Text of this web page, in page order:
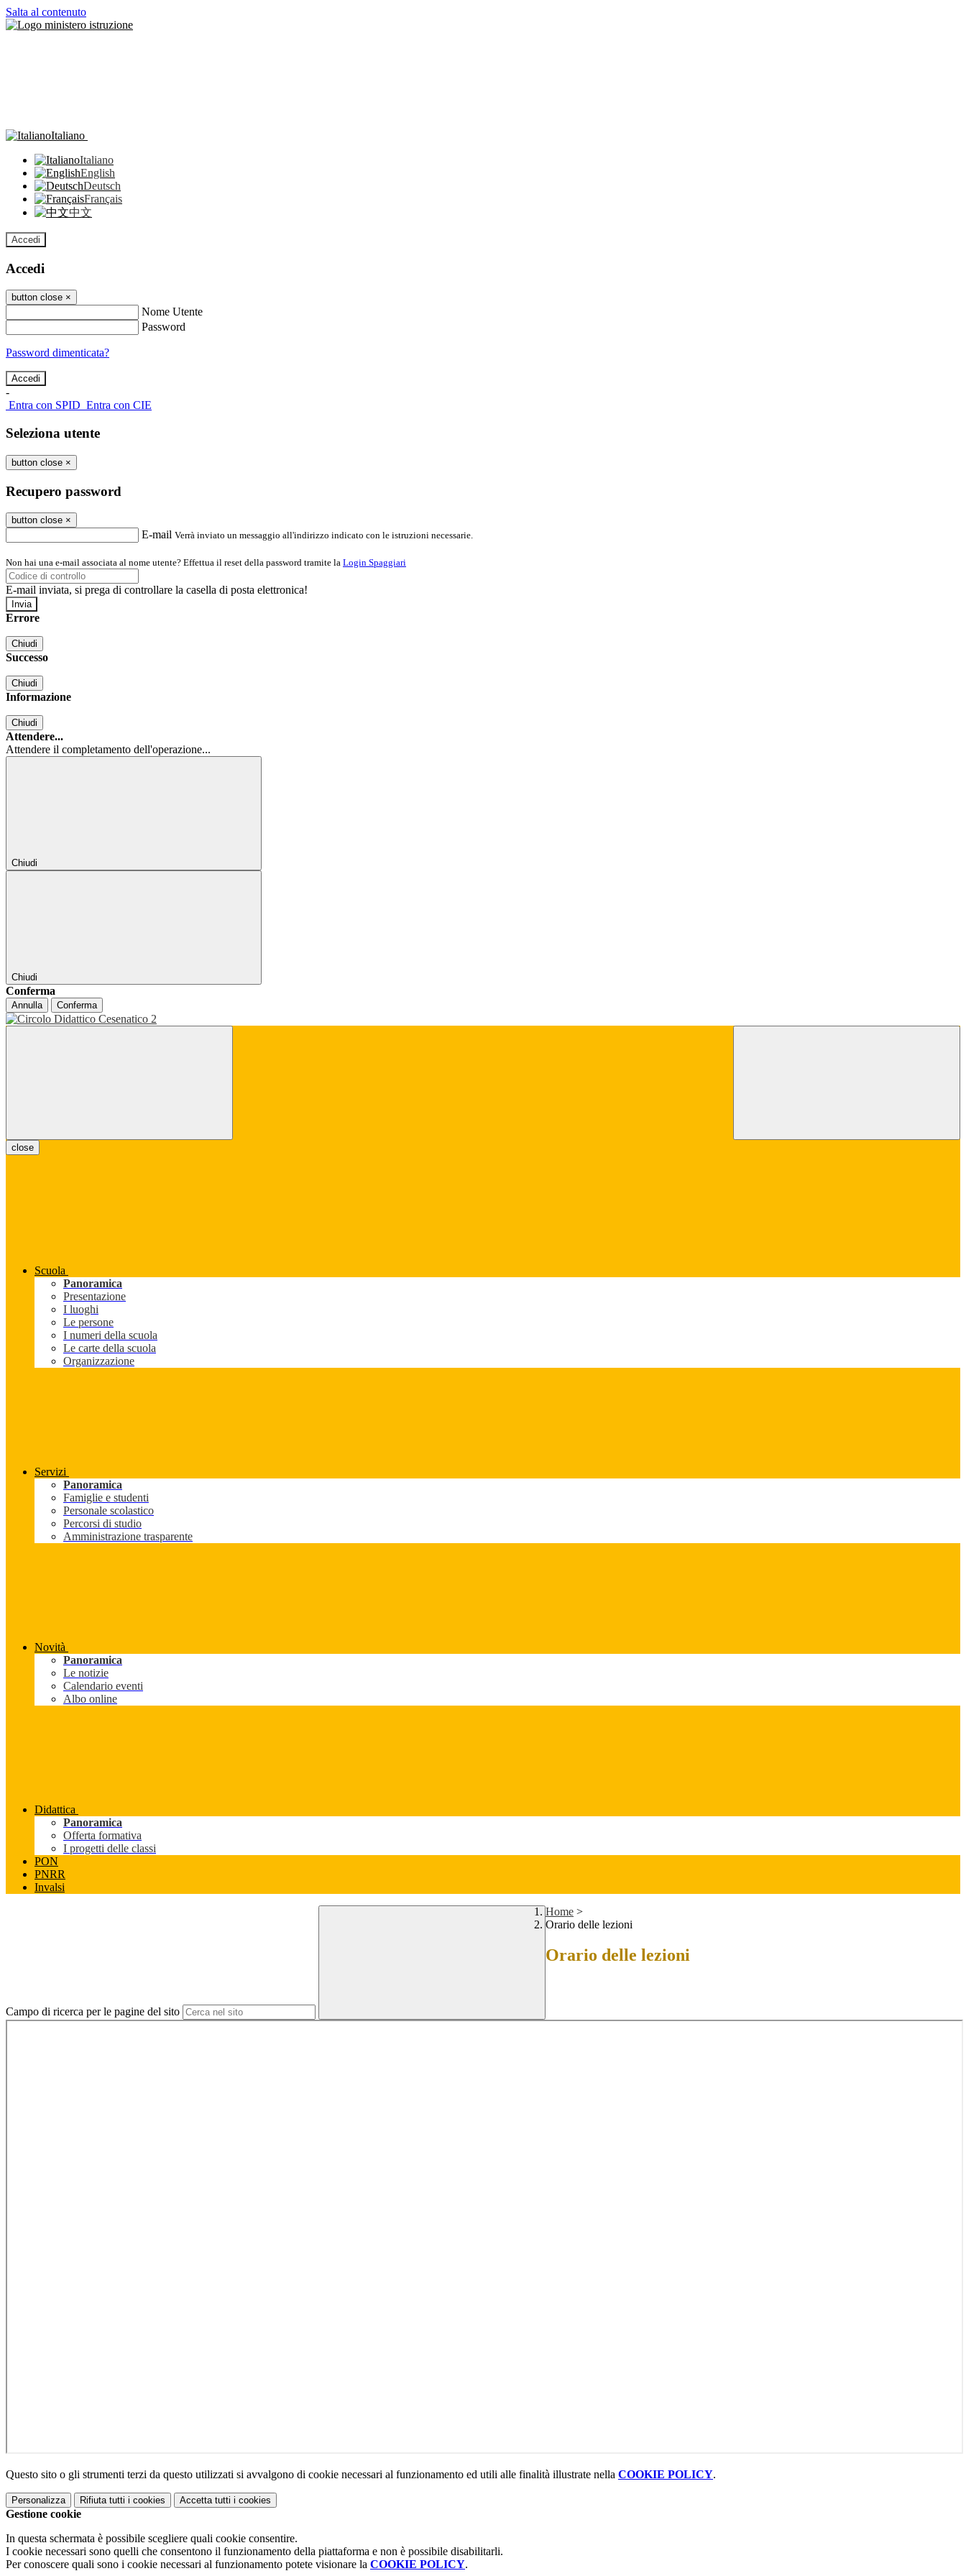
Salta al contenuto
Italiano
Italiano
English
Deutsch
Français
中文
Accedi
Accedi
button close ×
Nome Utente
Password
Password dimenticata?
-
Entra con SPID Entra con CIE
Seleziona utente
button close ×
Recupero password
button close ×
E-mail Verrà inviato un messaggio all'indirizzo indicato con le istruzioni necessarie.
Non hai una e-mail associata al nome utente? Effettua il reset della password tramite la Login Spaggiari
E-mail inviata, si prega di controllare la casella di posta elettronica!
Errore
Chiudi
Successo
Chiudi
Informazione
Chiudi
Attendere...
Attendere il completamento dell'operazione...
Chiudi
Chiudi
Conferma
Annulla Conferma
close
Scuola
Panoramica
Presentazione
I luoghi
Le persone
I numeri della scuola
Le carte della scuola
Organizzazione
Servizi
Panoramica
Famiglie e studenti
Personale scolastico
Percorsi di studio
Amministrazione trasparente
Novità
Panoramica
Le notizie
Calendario eventi
Albo online
Didattica
Panoramica
Offerta formativa
I progetti delle classi
PON
PNRR
Invalsi
Campo di ricerca per le pagine del sito
Home >
Orario delle lezioni
Orario delle lezioni
Questo sito o gli strumenti terzi da questo utilizzati si avvalgono di cookie necessari al funzionamento ed utili alle finalità illustrate nella COOKIE POLICY.
Personalizza Rifiuta tutti i cookies Accetta tutti i cookies
Gestione cookie
In questa schermata è possibile scegliere quali cookie consentire.
I cookie necessari sono quelli che consentono il funzionamento della piattaforma e non è possibile disabilitarli.
Per conoscere quali sono i cookie necessari al funzionamento potete visionare la COOKIE POLICY.